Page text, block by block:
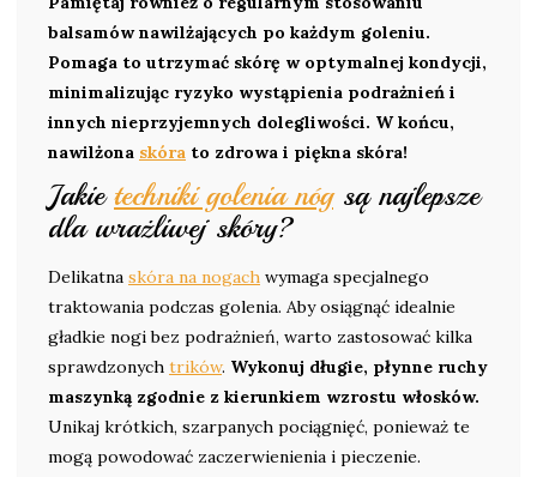
balsamów nawilżających po każdym goleniu.
Pomaga to utrzymać skórę w optymalnej kondycji,
minimalizując ryzyko wystąpienia podrażnień i
innych nieprzyjemnych dolegliwości. W końcu,
nawilżona skóra to zdrowa i piękna skóra!
Jakietechniki golenia nógsą najlepsze
dla wrażliwej skóry?
Delikatna skóra na nogach wymaga specjalnego
traktowania podczas golenia. Aby osiągnąć idealnie
gładkie nogi bez podrażnień, warto zastosować kilka
sprawdzonych trików. Wykonuj długie, płynne ruchy
maszynką zgodnie z kierunkiem wzrostu włosków.
Unikaj krótkich, szarpanych pociągnięć, ponieważ te
mogą powodować zaczerwienienia i pieczenie.